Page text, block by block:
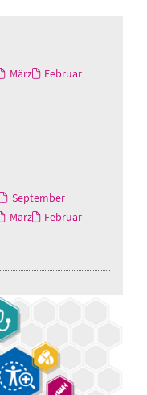
März
Februar
September
März
Februar